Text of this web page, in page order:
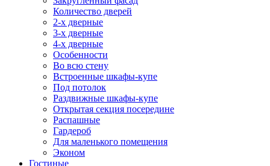
Количество дверей
2-х дверные
3-х дверные
4-х дверные
Особенности
Во всю стену
Встроенные шкафы-купе
Под потолок
Раздвижные шкафы-купе
Открытая секция посередине
Распашные
Гардероб
Для маленького помещения
Эконом
Гостиные